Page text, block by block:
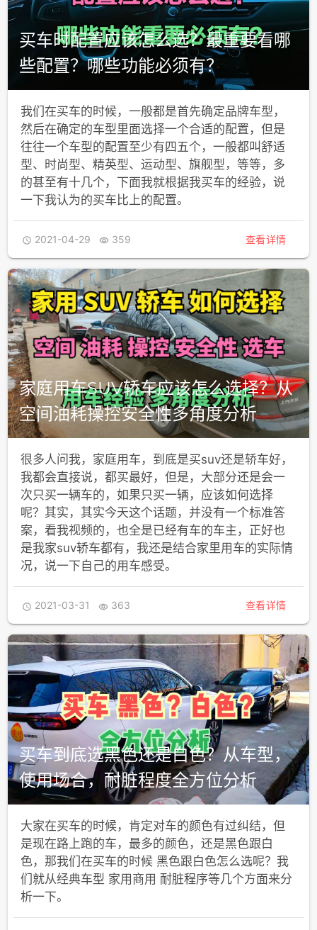
买车时配置应该怎么选？最重要看哪
些配置？哪些功能必须有？
我们在买车的时候，一般都是首先确定品牌车型，
然后在确定的车型里面选择一个合适的配置，但是
往往一个车型的配置至少有四五个，一般都叫舒适
型、时尚型、精英型、运动型、旗舰型，等等，多
的甚至有十几个，下面我就根据我买车的经验，说
一下我认为的买车比上的配置。
 2021-04-29  359 查看详情
家庭用车SUV轿车应该怎么选择？从
空间油耗操控安全性多角度分析
很多人问我，家庭用车，到底是买suv还是轿车好，
我都会直接说，都买最好，但是，大部分还是会一
次只买一辆车的，如果只买一辆，应该如何选择
呢？其实，其实今天这个话题，并没有一个标准答
案，看我视频的，也全是已经有车的车主，正好也
是我家suv轿车都有，我还是结合家里用车的实际情
况，说一下自己的用车感受。
 2021-03-31  363 查看详情
买车到底选黑色还是白色？从车型，
使用场合，耐脏程度全方位分析
大家在买车的时候，肯定对车的颜色有过纠结，但
是现在路上跑的车，最多的颜色，还是黑色跟白
色，那我们在买车的时候 黑色跟白色怎么选呢？我
们就从经典车型 家用商用 耐脏程序等几个方面来分
析一下。